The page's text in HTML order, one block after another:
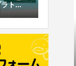
ト...